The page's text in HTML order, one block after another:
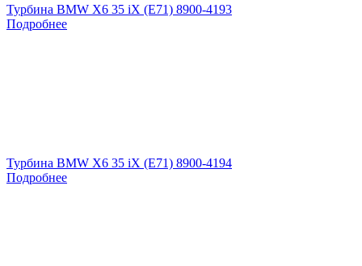
Турбина BMW X6 35 iX (E71) 8900-4193
Подробнее
Турбина BMW X6 35 iX (E71) 8900-4194
Подробнее